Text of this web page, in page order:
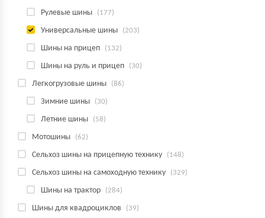
Рулевые шины (177)
Универсальные шины (203)
Шины на прицеп (132)
Шины на руль и прицеп (30)
Легкогрузовые шины (86)
Зимние шины (30)
Летние шины (58)
Мотошины (62)
Сельхоз шины на прицепную технику (148)
Сельхоз шины на самоходную технику (329)
Шины на трактор (284)
Шины для квадроциклов (39)